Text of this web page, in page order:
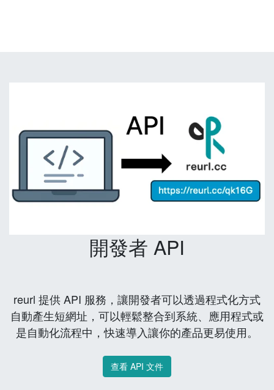
開發者 API
reurl 提供 API 服務，讓開發者可以透過程式化方式
自動產生短網址，可以輕鬆整合到系統、應用程式或
是自動化流程中，快速導入讓你的產品更易使用。
查看 API 文件